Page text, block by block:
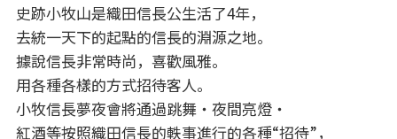
史跡小牧山是織田信長公生活了4年，
去統一天下的起點的信長的淵源之地。
據說信長非常時尚，喜歡風雅。
用各種各樣的方式招待客人。
小牧信長夢夜會將通過跳舞・夜間亮燈・
紅酒等按照織田信長的軼事進行的各種“招待”，